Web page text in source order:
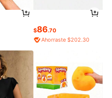
$86.70
Ahorraste $202.30